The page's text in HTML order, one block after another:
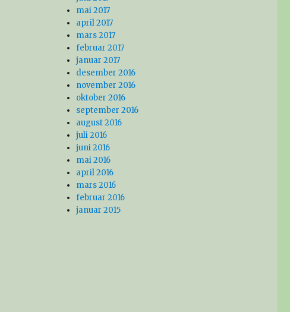
mai 2017
april 2017
mars 2017
februar 2017
januar 2017
desember 2016
november 2016
oktober 2016
september 2016
august 2016
juli 2016
juni 2016
mai 2016
april 2016
mars 2016
februar 2016
januar 2015